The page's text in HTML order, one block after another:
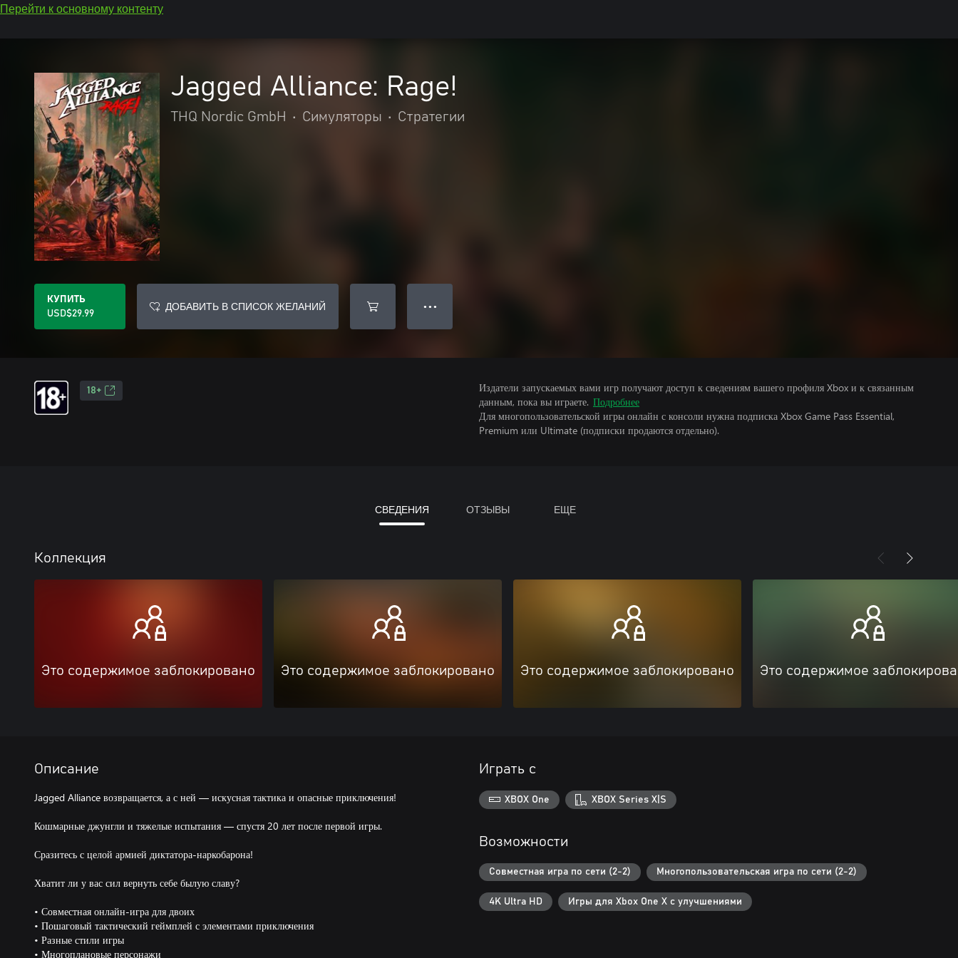
Перейти к основному контенту
Jagged Alliance: Rage!
THQ Nordic GmbH • Симуляторы • Стратегии
КУПИТЬ
USD$29.99
ДОБАВИТЬ В СПИСОК ЖЕЛАНИЙ ● ● ●
18+
Издатели запускаемых вами игр получают доступ к сведениям вашего профиля Xbox и к связанным
данным, пока вы играете. Подробнее
Для многопользовательской игры онлайн с консоли нужна подписка Xbox Game Pass Essential,
Premium или Ultimate (подписки продаются отдельно).
СВЕДЕНИЯ ОТЗЫВЫ ЕЩЕ
Коллекция
Это содержимое заблокировано Это содержимое заблокировано Это содержимое заблокировано Это содержимое
Описание
Jagged Alliance возвращается, а с ней — искусная тактика и опасные приключения!
Кошмарные джунгли и тяжелые испытания — спустя 20 лет после первой игры.
Сразитесь с целой армией диктатора-наркобарона!
Хватит ли у вас сил вернуть себе былую славу?
• Совместная онлайн-игра для двоих
• Пошаговый тактический геймплей с элементами приключения
• Разные стили игры
• Многоплановые персонажи
Играть с
XBOX One XBOX Series X|S
Возможности
Совместная игра по сети (2-2) Многопользовательская игра по сети (2-2)
4K Ultra HD Игры для Xbox One X с улучшениями